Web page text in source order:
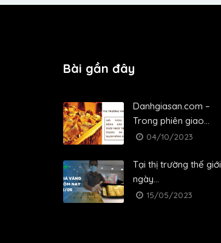
Bài gần đây
Danhgiasan.com –
Trong phiên giao...
04/10/2023
Tại thị trường thế giới
ngày...
15/05/2023